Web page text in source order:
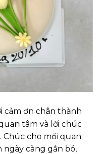
cảm ơn chân thành
tâm và lời chúc
Chúc cho mối quan
ngày càng gắn bó,